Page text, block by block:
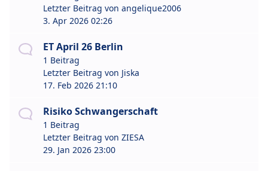
Letzter Beitrag von angelique2006
3. Apr 2026 02:26
ET April 26 Berlin
1 Beitrag
Letzter Beitrag von Jiska
17. Feb 2026 21:10
Risiko Schwangerschaft
1 Beitrag
Letzter Beitrag von ZIESA
29. Jan 2026 23:00